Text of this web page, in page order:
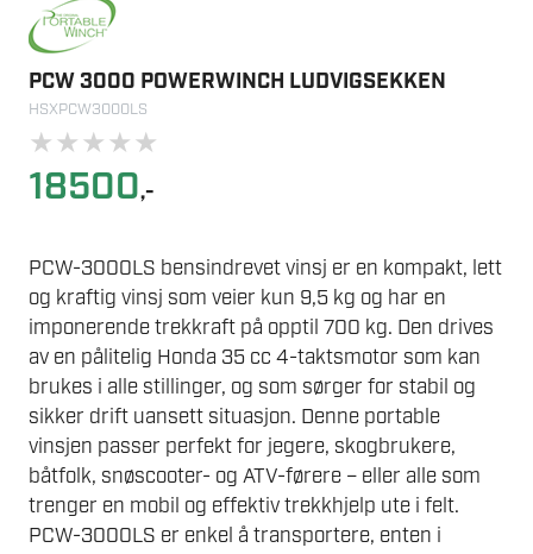
PCW 3000 POWERWINCH LUDVIGSEKKEN
HSXPCW3000LS
★★★★★
18500,-
PCW-3000LS bensindrevet vinsj er en kompakt, lett
og kraftig vinsj som veier kun 9,5 kg og har en
imponerende trekkraft på opptil 700 kg. Den drives
av en pålitelig Honda 35 cc 4-taktsmotor som kan
brukes i alle stillinger, og som sørger for stabil og
sikker drift uansett situasjon. Denne portable
vinsjen passer perfekt for jegere, skogbrukere,
båtfolk, snøscooter- og ATV-førere – eller alle som
trenger en mobil og effektiv trekkhjelp ute i felt.
PCW-3000LS er enkel å transportere, enten i